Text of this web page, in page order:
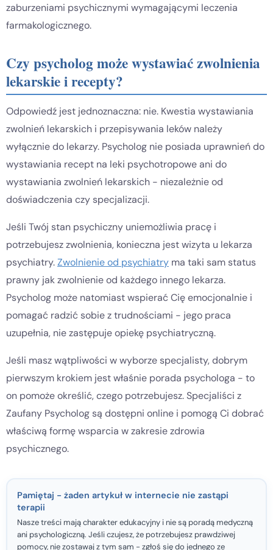
zaburzeniami psychicznymi wymagającymi leczenia
farmakologicznego.
Czy psycholog może wystawiać zwolnienia
lekarskie i recepty?
Odpowiedź jest jednoznaczna: nie. Kwestia wystawiania
zwolnień lekarskich i przepisywania leków należy
wyłącznie do lekarzy. Psycholog nie posiada uprawnień do
wystawiania recept na leki psychotropowe ani do
wystawiania zwolnień lekarskich - niezależnie od
doświadczenia czy specjalizacji.
Jeśli Twój stan psychiczny uniemożliwia pracę i
potrzebujesz zwolnienia, konieczna jest wizyta u lekarza
psychiatry.Zwolnienie od psychiatry ma taki sam status
prawny jak zwolnienie od każdego innego lekarza.
Psycholog może natomiast wspierać Cię emocjonalnie i
pomagać radzić sobie z trudnościami - jego praca
uzupełnia, nie zastępuje opiekę psychiatryczną.
Jeśli masz wątpliwości w wyborze specjalisty, dobrym
pierwszym krokiem jest właśnie porada psychologa - to
on pomoże określić, czego potrzebujesz. Specjaliści z
Zaufany Psycholog są dostępni online i pomogą Ci dobrać
właściwą formę wsparcia w zakresie zdrowia
psychicznego.
Pamiętaj - żaden artykuł w internecie nie zastąpi
terapii
Nasze treści mają charakter edukacyjny i nie są poradą medyczną
ani psychologiczną. Jeśli czujesz, że potrzebujesz prawdziwej
pomocy, nie zostawaj z tym sam - zgłoś się do jednego ze